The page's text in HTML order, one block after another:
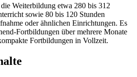
Weiterbildung etwa 280 bis 312
sowie 80 bis 120 Stunden
oder ähnlichen Einrichtungen. Es
Fortbildungen über mehrere Monate
Fortbildungen in Vollzeit.